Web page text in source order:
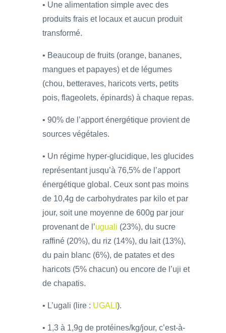
• Une alimentation simple avec des
produits frais et locaux et aucun produit
transformé.
• Beaucoup de fruits (orange, bananes,
mangues et papayes) et de légumes
(chou, betteraves, haricots verts, petits
pois, flageolets, épinards) à chaque repas.
• 90% de l’apport énergétique provient de
sources végétales.
• Un régime hyper-glucidique, les glucides
représentant jusqu’à 76,5% de l’apport
énergétique global. Ceux sont pas moins
de 10,4g de carbohydrates par kilo et par
jour, soit une moyenne de 600g par jour
provenant de l’uguali (23%), du sucre
raffiné (20%), du riz (14%), du lait (13%),
du pain blanc (6%), de patates et des
haricots (5% chacun) ou encore de l’uji et
de chapatis.
• L’ugali (lire : UGALI ).
• 1,3 à 1,9g de protéines/kg/jour, c’est-à-